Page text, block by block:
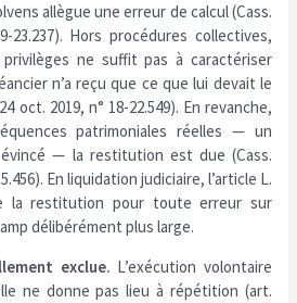
allègue une erreur de calcul (Cass.
23.237). Hors procédures collectives,
privilèges ne suffit pas à caractériser
n’a reçu que ce que lui devait le
oct. 2019, n° 18-22.549). En revanche,
patrimoniales réelles — un
évincé — la restitution est due (Cass.
En liquidation judiciaire, l’article L.
la restitution pour toute erreur sur
délibérément plus large.
exclue. L’exécution volontaire
ne donne pas lieu à répétition (art.